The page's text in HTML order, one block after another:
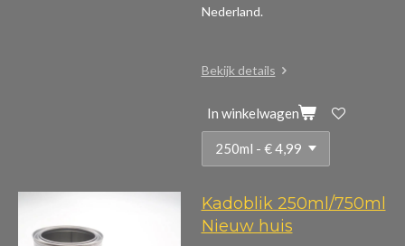
Nederland.
Bekijk details
In winkelwagen
Kadoblik 250ml/750ml
Nieuw huis